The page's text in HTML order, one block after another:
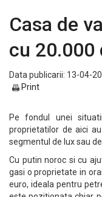
Casa de
cu 20.000
Data publicarii: 13-04-
Print
Pe fondul unei
proprietatilor de aici
segmentul de lux sau
Cu putin noroc si cu
gasi o proprietate in
euro, ideala pentru